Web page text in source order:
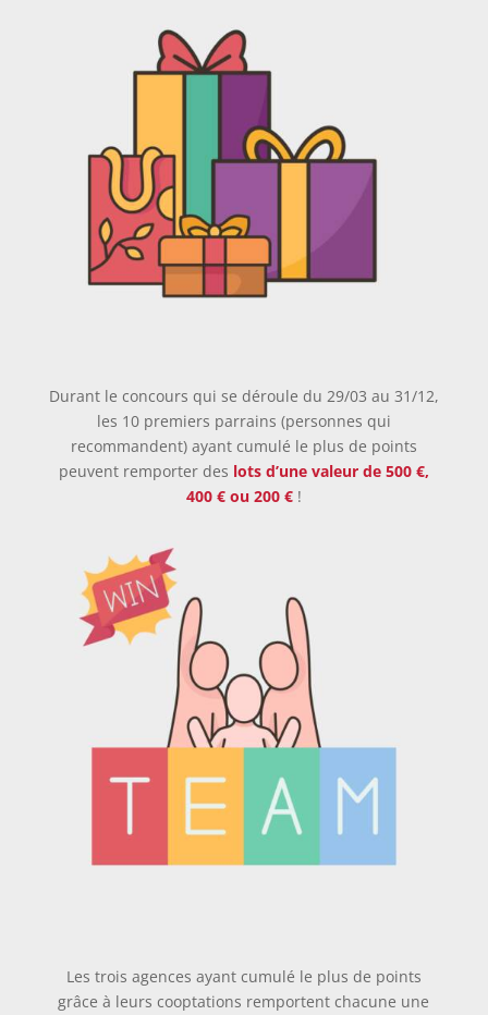
Durant le concours qui se déroule du 29/03 au 31/12,
les 10 premiers parrains (personnes qui
recommandent) ayant cumulé le plus de points
peuvent remporter des lots d’une valeur de 500 €,
400 € ou 200 € !
Les trois agences ayant cumulé le plus de points
grâce à leurs cooptations remportent chacune une